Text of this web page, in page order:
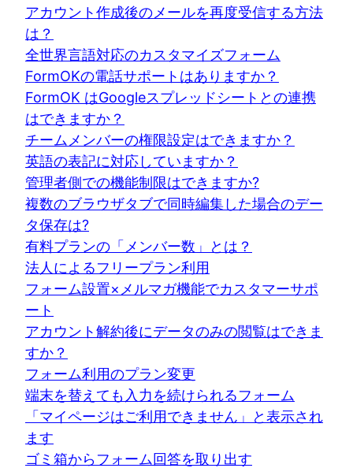
アカウント作成後のメールを再度受信する方法
は？
全世界言語対応のカスタマイズフォーム
FormOKの電話サポートはありますか？
FormOK はGoogleスプレッドシートとの連携
はできますか？
チームメンバーの権限設定はできますか？
英語の表記に対応していますか？
管理者側での機能制限はできますか?
複数のブラウザタブで同時編集した場合のデー
タ保存は?
有料プランの「メンバー数」とは？
法人によるフリープラン利用
フォーム設置×メルマガ機能でカスタマーサポ
ート
アカウント解約後にデータのみの閲覧はできま
すか？
フォーム利用のプラン変更
端末を替えても入力を続けられるフォーム
「マイページはご利用できません」と表示され
ます
ゴミ箱からフォーム回答を取り出す